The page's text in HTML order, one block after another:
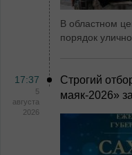
В областном
порядок
17:37
5
августа
2026
Строгий
маяк‑2026»